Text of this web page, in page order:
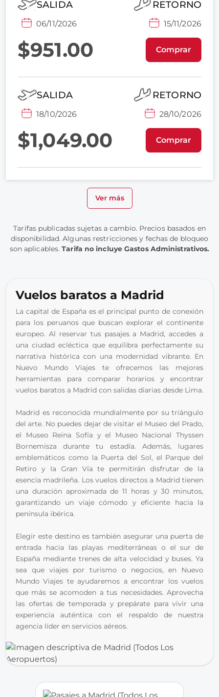
SALIDA RETORNO
06/11/2026 15/11/2026
$951.00 Comprar
SALIDA RETORNO
18/10/2026 28/10/2026
$1,049.00 Comprar
Ver más
Tarifas publicadas sujetas a cambio. Precios basados en
disponibilidad. Algunas restricciones y fechas de bloqueo
son aplicables.Tarifa no incluye Gastos Administrativos.
Vuelos baratos a Madrid
La capital de España es el principal punto de conexión
para los peruanos que buscan explorar el continente
europeo. Al reservar tus pasajes a Madrid, accedes a
una ciudad ecléctica que equilibra perfectamente su
narrativa histórica con una modernidad vibrante. En
Nuevo Mundo Viajes te ofrecemos las mejores
herramientas para comparar horarios y encontrar
vuelos baratos a Madrid con salidas diarias desde Lima.
Madrid es reconocida mundialmente por su triángulo
del arte. No puedes dejar de visitar el Museo del Prado,
el Museo Reina Sofía y el Museo Nacional Thyssen
Bornemisza durante tu estadía. Además, lugares
emblemáticos como la Puerta del Sol, el Parque del
Retiro y la Gran Vía te permitirán disfrutar de la
esencia madrileña. Los vuelos directos a Madrid tienen
una duración aproximada de 11 horas y 30 minutos,
garantizando un viaje cómodo y eficiente hacia la
península ibérica.
Elegir este destino es también asegurar una puerta de
entrada hacia las playas mediterráneas o el sur de
España mediante trenes de alta velocidad y buses. Ya
sea que viajes por turismo o negocios, en Nuevo
Mundo Viajes te ayudaremos a encontrar los vuelos
que más se acomoden a tus necesidades. Aprovecha
las ofertas de temporada y prepárate para vivir una
experiencia auténtica con el respaldo de nuestra
agencia líder en servicios aéreos.